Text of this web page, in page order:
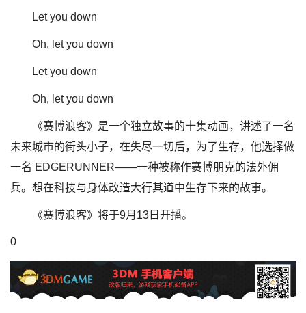
Let you down
Oh, let you down
Let you down
Oh, let you down
《赛博浪客》是一个独立故事的十集动画，讲述了一名
未来城市的街头小子，在失尽一切后，为了生存，他选择做
一名 EDGERUNNER——一种被称作赛博朋克的法外佣
兵。想在科技与身体改造大行其道中生存下来的故事。
《赛博浪客》将于9月13日开播。
0